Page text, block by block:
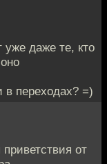
даже те, кто
переходах? =)
от